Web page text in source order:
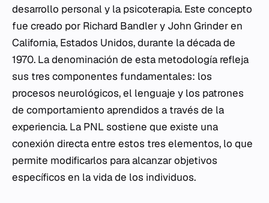
desarrollo personal y la psicoterapia. Este concepto
fue creado por Richard Bandler y John Grinder en
California, Estados Unidos, durante la década de
1970. La denominación de esta metodología refleja
sus tres componentes fundamentales: los
procesos neurológicos, el lenguaje y los patrones
de comportamiento aprendidos a través de la
experiencia. La PNL sostiene que existe una
conexión directa entre estos tres elementos, lo que
permite modificarlos para alcanzar objetivos
específicos en la vida de los individuos.